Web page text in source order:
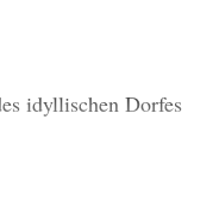
idyllischen Dorfes